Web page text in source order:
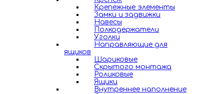
Крепежные элементы
Замки и задвижки
Навесы
Полкодержатели
Уголки
Направляющие для
ящиков
Шариковые
Скрытого монтажа
Роликовые
Ящики
Внутреннее наполнение